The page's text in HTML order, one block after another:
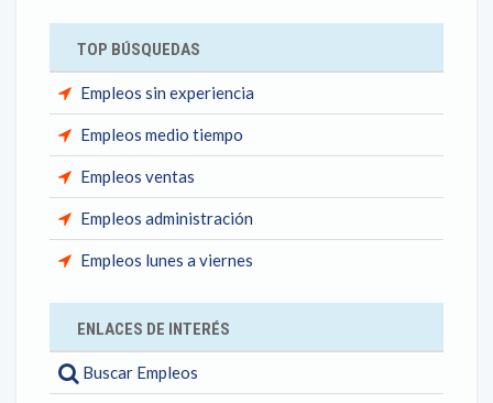
TOP BÚSQUEDAS
Empleos sin experiencia
Empleos medio tiempo
Empleos ventas
Empleos administración
Empleos lunes a viernes
ENLACES DE INTERÉS
Buscar Empleos